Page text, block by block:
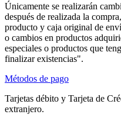
Únicamente se realizarán
después de realizada la
producto y caja original de
o cambios en productos
especiales o productos que
finalizar existencias".
Métodos de pago
Tarjetas débito y Tarjeta de
extranjero.